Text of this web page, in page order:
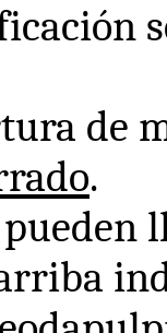
de
.